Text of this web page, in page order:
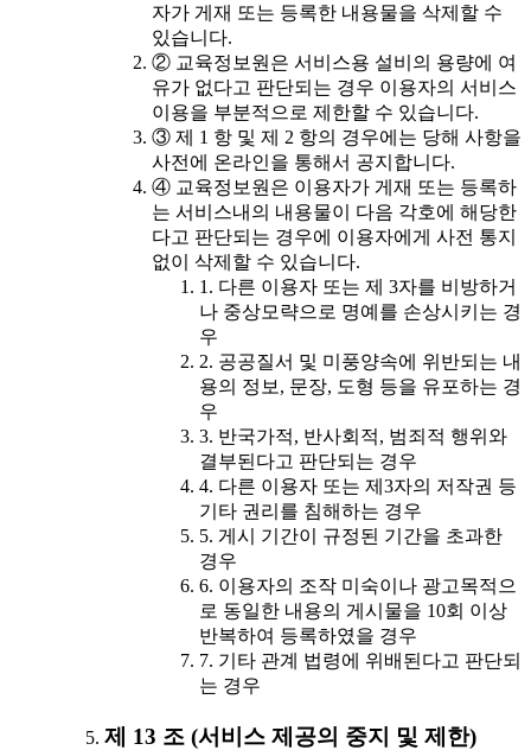
자가 게재 또는 등록한 내용물을 삭제할 수
있습니다.
② 교육정보원은 서비스용 설비의 용량에 여
유가 없다고 판단되는 경우 이용자의 서비스
이용을 부분적으로 제한할 수 있습니다.
③ 제 1 항 및 제 2 항의 경우에는 당해 사항을
사전에 온라인을 통해서 공지합니다.
④ 교육정보원은 이용자가 게재 또는 등록하
는 서비스내의 내용물이 다음 각호에 해당한
다고 판단되는 경우에 이용자에게 사전 통지
없이 삭제할 수 있습니다.
1. 다른 이용자 또는 제 3자를 비방하거
나 중상모략으로 명예를 손상시키는 경
우
2. 공공질서 및 미풍양속에 위반되는 내
용의 정보, 문장, 도형 등을 유포하는 경
우
3. 반국가적, 반사회적, 범죄적 행위와
결부된다고 판단되는 경우
4. 다른 이용자 또는 제3자의 저작권 등
기타 권리를 침해하는 경우
5. 게시 기간이 규정된 기간을 초과한
경우
6. 이용자의 조작 미숙이나 광고목적으
로 동일한 내용의 게시물을 10회 이상
반복하여 등록하였을 경우
7. 기타 관계 법령에 위배된다고 판단되
는 경우
제 13 조 (서비스 제공의 중지 및 제한)